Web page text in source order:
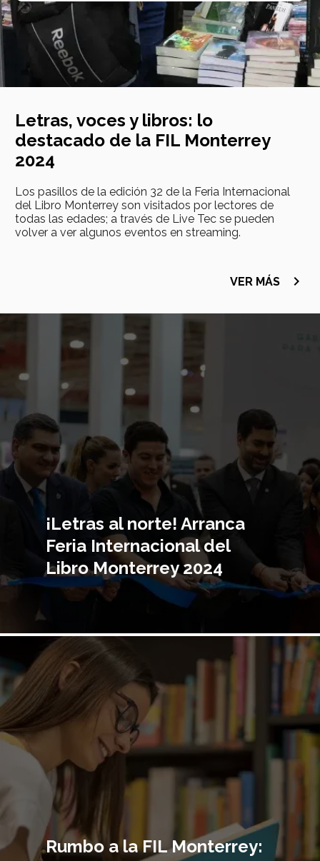
Letras, voces y libros: lo
destacado de la FIL Monterrey
2024
Los pasillos de la edición 32 de la Feria Internacional
del Libro Monterrey son visitados por lectores de
todas las edades; a través de Live Tec se pueden
volver a ver algunos eventos en streaming.
VER MÁS navigate_next
¡Letras al norte! Arranca
Feria Internacional del
Libro Monterrey 2024
principal
Rumbo a la FIL Monterrey: